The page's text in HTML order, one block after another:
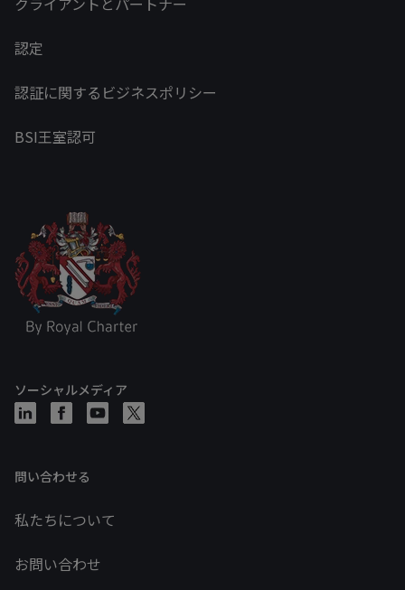
認定
認証に関するビジネスポリシー
BSI王室認可
ソーシャルメディア
問い合わせる
私たちについて
お問い合わせ